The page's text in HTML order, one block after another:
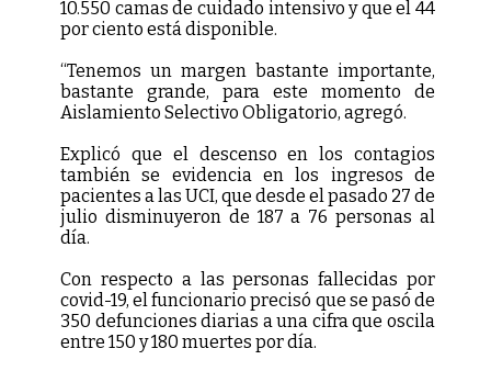
10.550 camas de cuidado intensivo y que el 44
por ciento está disponible.
“Tenemos un margen bastante importante,
bastante grande, para este momento de
Aislamiento Selectivo Obligatorio, agregó.
Explicó que el descenso en los contagios
también se evidencia en los ingresos de
pacientes a las UCI, que desde el pasado 27 de
julio disminuyeron de 187 a 76 personas al
día.
Con respecto a las personas fallecidas por
covid-19, el funcionario precisó que se pasó de
350 defunciones diarias a una cifra que oscila
entre 150 y 180 muertes por día.